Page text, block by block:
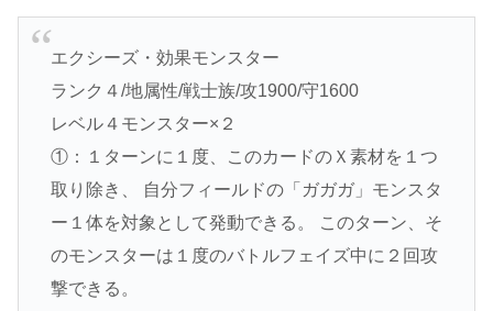
エクシーズ・効果モンスター
ランク４/地属性/戦士族/攻1900/守1600
レベル４モンスター×２
①：１ターンに１度、このカードのＸ素材を１つ
取り除き、 自分フィールドの「ガガガ」モンスタ
ー１体を対象として発動できる。 このターン、そ
のモンスターは１度のバトルフェイズ中に２回攻
撃できる。